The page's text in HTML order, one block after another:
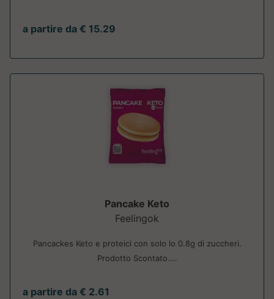
a partire da € 15.29
Pancake Keto
Feelingok
Pancackes Keto e proteici con solo lo 0.8g di zuccheri.
Prodotto Scontato....
a partire da € 2.61